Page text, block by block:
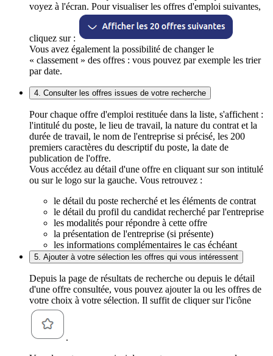
voyez à l'écran. Pour visualiser les offres d'emploi suivantes,
cliquez sur :
Vous avez également la possibilité de changer le
« classement » des offres : vous pouvez par exemple les trier
par date.
4. Consulter les offres issues de votre recherche
Pour chaque offre d'emploi restituée dans la liste, s'affichent :
l'intitulé du poste, le lieu de travail, la nature du contrat et la
durée de travail, le nom de l'entreprise si précisé, les 200
premiers caractères du descriptif du poste, la date de
publication de l'offre.
Vous accédez au détail d'une offre en cliquant sur son intitulé
ou sur le logo sur la gauche. Vous retrouvez :
le détail du poste recherché et les éléments de contrat
le détail du profil du candidat recherché par l'entreprise
les modalités pour répondre à cette offre
la présentation de l'entreprise (si présente)
les informations complémentaires le cas échéant
5. Ajouter à votre sélection les offres qui vous intéressent
Depuis la page de résultats de recherche ou depuis le détail
d'une offre consultée, vous pouvez ajouter la ou les offres de
votre choix à votre sélection. Il suffit de cliquer sur l'icône
.